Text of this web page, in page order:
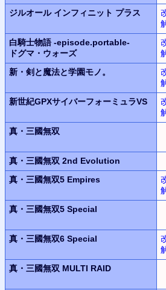
ジルオール インフィニット プラス
白騎士物語 -episode.portable-
ドグマ・ウォーズ
新・剣と魔法と学園モノ。
新世紀GPXサイバーフォーミュラVS
真・三國無双
真・三國無双 2nd Evolution
真・三國無双5 Empires
真・三國無双5 Special
真・三國無双6 Special
真・三國無双 MULTI RAID